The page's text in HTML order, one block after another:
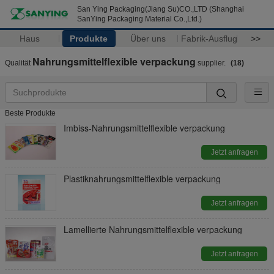
San Ying Packaging(Jiang Su)CO.,LTD (Shanghai
SanYing Packaging Material Co.,Ltd.)
Haus Produkte Über uns Fabrik-Ausflug >>
Qualität Nahrungsmittelflexible verpackung supplier. (18)
Beste Produkte
Imbiss-Nahrungsmittelflexible verpackung
Jetzt anfragen
Plastiknahrungsmittelflexible verpackung
Jetzt anfragen
Lamellierte Nahrungsmittelflexible verpackung
Jetzt anfragen